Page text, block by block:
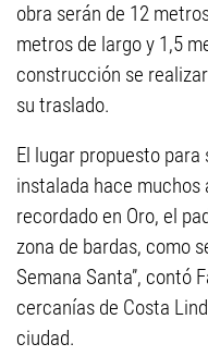
obra serán de 12
metros de largo y 1,5
construcción se
su traslado.
El lugar propuesto
instalada hace
recordado en Oro, el
zona de bardas, como
Semana Santa”, contó
cercanías de Costa
ciudad.